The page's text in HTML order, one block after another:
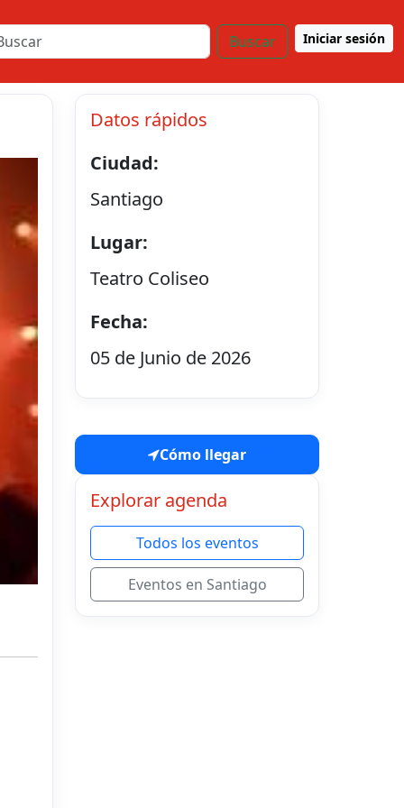
Buscar Iniciar sesión
Datos rápidos
Ciudad:
Santiago
Lugar:
Teatro Coliseo
Fecha:
05 de Junio de 2026
Cómo llegar
Explorar agenda
Todos los eventos
Eventos en Santiago